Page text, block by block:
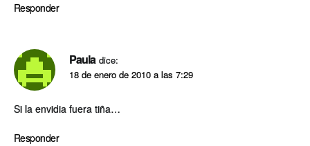
Responder
Paula dice:
18 de enero de 2010 a las 7:29
Si la envidia fuera tiña…
Responder